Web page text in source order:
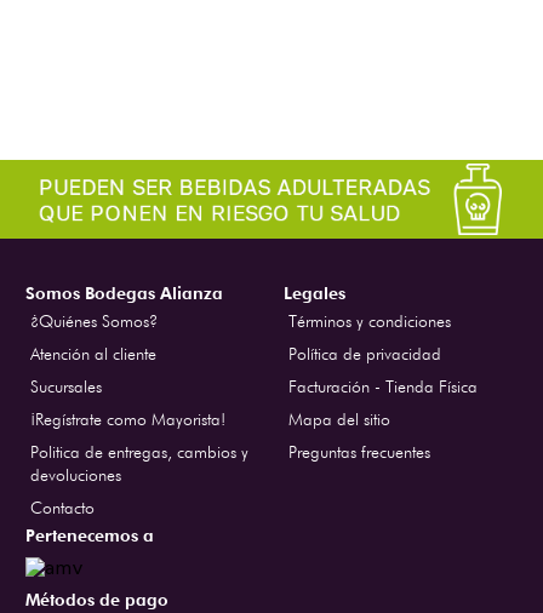
Somos Bodegas Alianza
¿Quiénes Somos?
Atención al cliente
Sucursales
¡Regístrate como Mayorista!
Politica de entregas, cambios y
devoluciones
Contacto
Legales
Términos y condiciones
Política de privacidad
Facturación - Tienda Física
Mapa del sitio
Preguntas frecuentes
Pertenecemos a
Métodos de pago